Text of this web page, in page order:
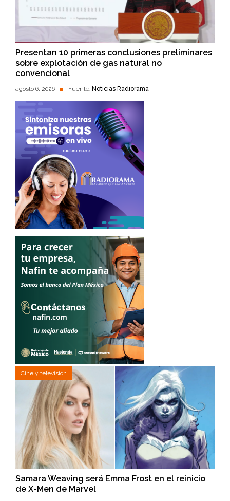
Presentan 10 primeras conclusiones preliminares
sobre explotación de gas natural no
convencional
agosto 6, 2026 Fuente: Noticias Radiorama
Cine y televisión
Samara Weaving será Emma Frost en el reinicio
de X-Men de Marvel